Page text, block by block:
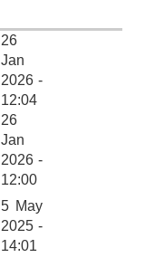
26
Jan
2026 -
12:04
26
Jan
2026 -
12:00
5 May
2025 -
14:01